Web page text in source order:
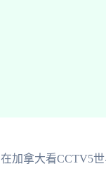
在加拿大看CCTV5